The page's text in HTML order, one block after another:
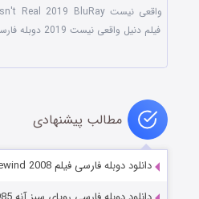
واقعی نیست Daniel Isn't Real 2019 BluRay
فیلم دنیل واقعی نیست 2019 دوبله فارسی
مطالب پیشنهادی
دانلود دوبله فارسی فیلم Be Kind Rewind 2008